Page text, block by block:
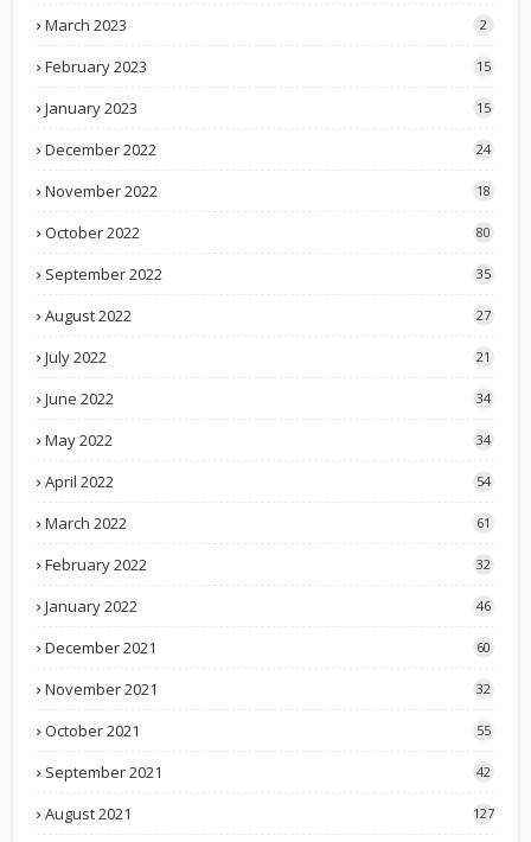
March 2023 2
February 2023 15
January 2023 15
December 2022 24
November 2022 18
October 2022 80
September 2022 35
August 2022 27
July 2022 21
June 2022 34
May 2022 34
April 2022 54
March 2022 61
February 2022 32
January 2022 46
December 2021 60
November 2021 32
October 2021 55
September 2021 42
August 2021 127